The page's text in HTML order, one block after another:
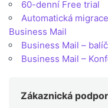
60-denní Free trial
Automatická
Business Mail
Business Mail –
Business Mail –
Zákaznická